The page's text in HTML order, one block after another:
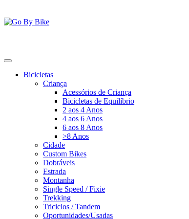
para
o
Bicicletas
Criança
Acessórios de Criança
Bicicletas de Equilíbrio
2 aos 4 Anos
4 aos 6 Anos
6 aos 8 Anos
>8 Anos
Cidade
Custom Bikes
Dobráveis
Estrada
Montanha
Single Speed / Fixie
Trekking
Triciclos / Tandem
Oportunidades/Usadas